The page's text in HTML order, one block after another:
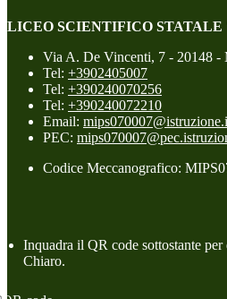
LICEO SCIENTIFICO
Via A. De Vincenti, 7 - 20148
Tel: +3902405007
Tel: +390240070256
Tel: +390240072210
Email:
PEC:
Codice Meccanografico:
Inquadra il QR code sottostante
Chiaro.